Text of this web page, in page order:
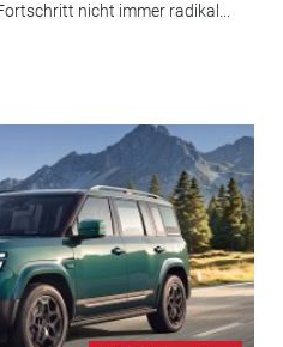
nicht immer radikal...